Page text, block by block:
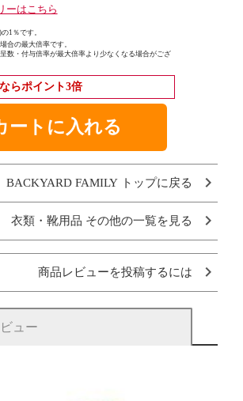
ーはこちら
1％です。
合の最大倍率です。
数・付与倍率が最大倍率より少なくなる場合がござ
らポイント3倍
ートに入れる
BACKYARD FAMILY トップに戻る
衣類・靴用品 その他の一覧を見る
商品レビューを投稿するには
ュー